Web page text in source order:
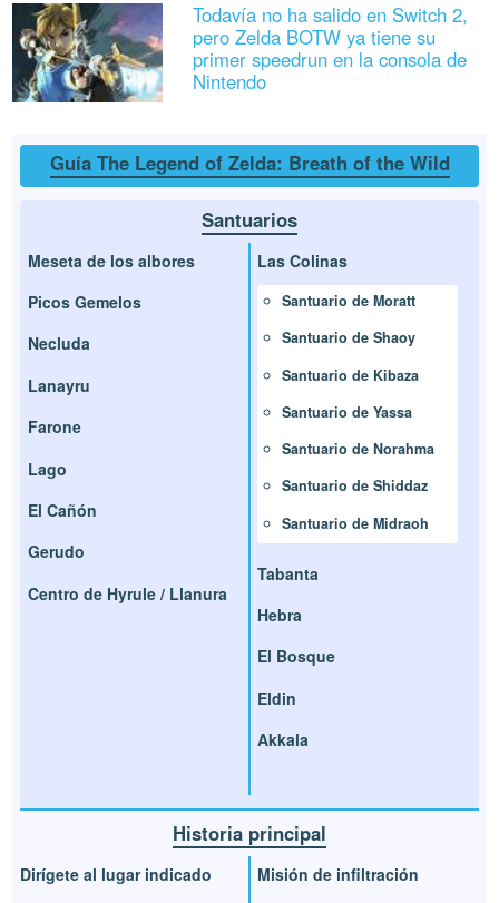
Todavía no ha salido en Switch 2,
pero Zelda BOTW ya tiene su
primer speedrun en la consola de
Nintendo
Guía The Legend of Zelda: Breath of the Wild
Santuarios
Meseta de los albores
Picos Gemelos
Necluda
Lanayru
Farone
Lago
El Cañón
Gerudo
Centro de Hyrule / Llanura
Las Colinas
Santuario de Moratt
Santuario de Shaoy
Santuario de Kibaza
Santuario de Yassa
Santuario de Norahma
Santuario de Shiddaz
Santuario de Midraoh
Tabanta
Hebra
El Bosque
Eldin
Akkala
Historia principal
Dirígete al lugar indicado
Misión de infiltración